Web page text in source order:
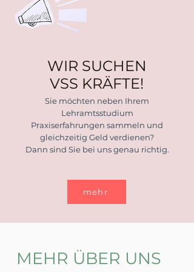
WIR SUCHEN
VSS KRÄFTE!
Sie möchten neben Ihrem
Lehramtsstudium
Praxiserfahrungen sammeln und
gleichzeitig Geld verdienen?
Dann sind Sie bei uns genau richtig.
mehr
MEHR ÜBER UNS